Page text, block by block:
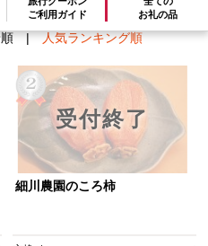
ご利用ガイド
お礼の品
|人気ランキング順
受付終了
細川農園のころ柿